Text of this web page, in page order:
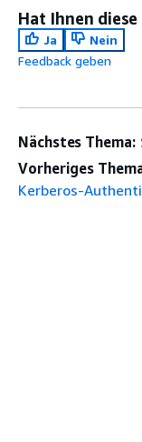
Hat Ihnen
Ja
Nein
Feedback geben
Nächstes Thema:
Vorheriges
Kerberos-